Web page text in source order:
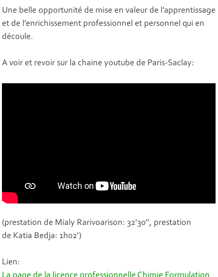
Une belle opportunité de mise en valeur de l’apprentissage
et de l’enrichissement professionnel et personnel qui en
découle.
A voir et revoir sur la chaine youtube de Paris-Saclay:
(prestation de Mialy Rarivoarison: 32'30'', prestation
de Katia Bedja: 1h02')
Lien: